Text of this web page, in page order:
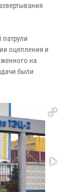
оцепления и
на
были